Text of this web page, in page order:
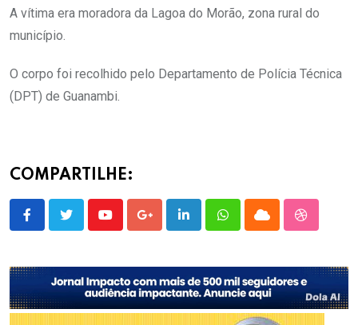
A vítima era moradora da Lagoa do Morão, zona rural do
município.
O corpo foi recolhido pelo Departamento de Polícia Técnica
(DPT) de Guanambi.
COMPARTILHE:
YoutubeGoogle+LinkedInWhatsappCloud